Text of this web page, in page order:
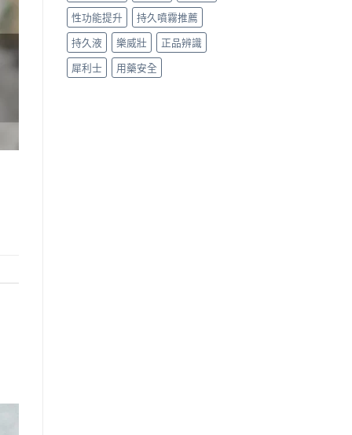
性功能提升
持久噴霧推薦
持久液
樂威壯
正品辨識
犀利士
用藥安全